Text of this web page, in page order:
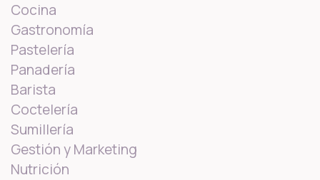
Cocina
Gastronomía
Pastelería
Panadería
Barista
Coctelería
Sumillería
Gestión y Marketing
Nutrición